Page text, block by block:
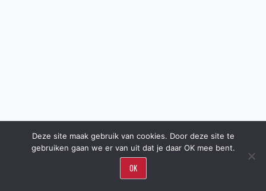
Deze site maak gebruik van cookies. Door deze site te
gebruiken gaan we er van uit dat je daar OK mee bent.
OK